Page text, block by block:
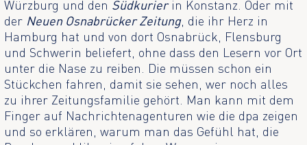
Würzburg und den Südkurierin Konstanz. Oder mit
der Neuen Osnabrücker Zeitung, die ihr Herz in
Hamburg hat und von dort Osnabrück, Flensburg
und Schwerin beliefert, ohne dass den Lesern vor Ort
unter die Nase zu reiben. Die müssen schon ein
Stückchen fahren, damit sie sehen, wer noch alles
zu ihrer Zeitungsfamilie gehört. Man kann mit dem
Finger auf Nachrichtenagenturen wie die dpa zeigen
und so erklären, warum man das Gefühl hat, die